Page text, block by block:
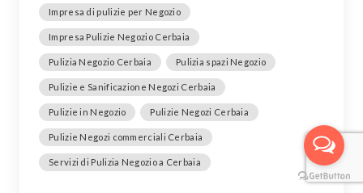
Impresa di pulizie per Negozio
Impresa Pulizie Negozio Cerbaia
Pulizia Negozio Cerbaia Pulizia spazi Negozio
Pulizie e Sanificazione Negozi Cerbaia
Pulizie in Negozio Pulizie Negozi Cerbaia
Pulizie Negozi commerciali Cerbaia
Servizi di Pulizia Negozio a Cerbaia